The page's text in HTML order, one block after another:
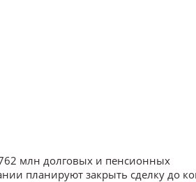
млн долговых и пенсионных
планируют закрыть сделку до